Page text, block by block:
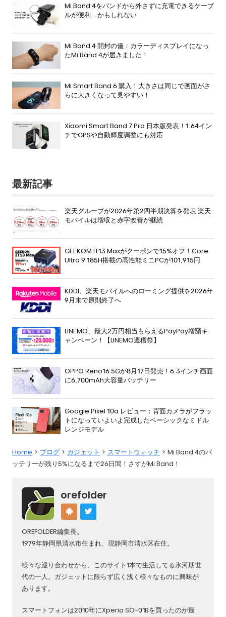
Mi Band 4をバンドから外さずに充電できるケーブ
ルが便利…かもしれない
Mi Band 4 開封の儀：カラーディスプレイになっ
たMi Band 4が届きました！
Mi Smart Band 6 購入！大きさは同じで画面がさ
らに大きくなって見やすい！
Xiaomi Smart Band 7 Pro 日本版発表！1.64イン
チでGPSや自動輝度調整にも対応
最新記事
楽天グループが2026年第2四半期決算を発表 楽天
モバイルは増収と赤字改善が継続
GEEKOM IT13 Maxがクーポンで15%オフ！Core
Ultra 9 185H搭載の高性能ミニPCが101,915円
KDDI、楽天モバイルへのローミング提供を2026年
9月末で原則終了へ
LINEMO、最大2万円相当もらえるPayPay増額キ
ャンペーン！【LINEMO週穫祭】
OPPO Reno16 5Gが8月17日発売！6.3インチ画面
に6,700mAh大容量バッテリー
Google Pixel 10a レビュー：背面カメラがフラッ
トになっていよいよ完成したベーシックなミドル
レンジモデル
Home ブログ ガジェット スマートウォッチ
Mi Band 4のバ
ッテリーが残り5%になるまで26日間！さすがMi Band！
orefolder
OREFOLDER編集長。
1979年静岡県清水市生まれ、現静岡市清水区在住。
様々な巡り合わせから、このサイト1本で生活してる氷河期世
代の一人。ガジェットに限らず広く浅く様々なものに興味が
あります。
スマートフォンは2010年にXperia SO-01Bを買ったのが最